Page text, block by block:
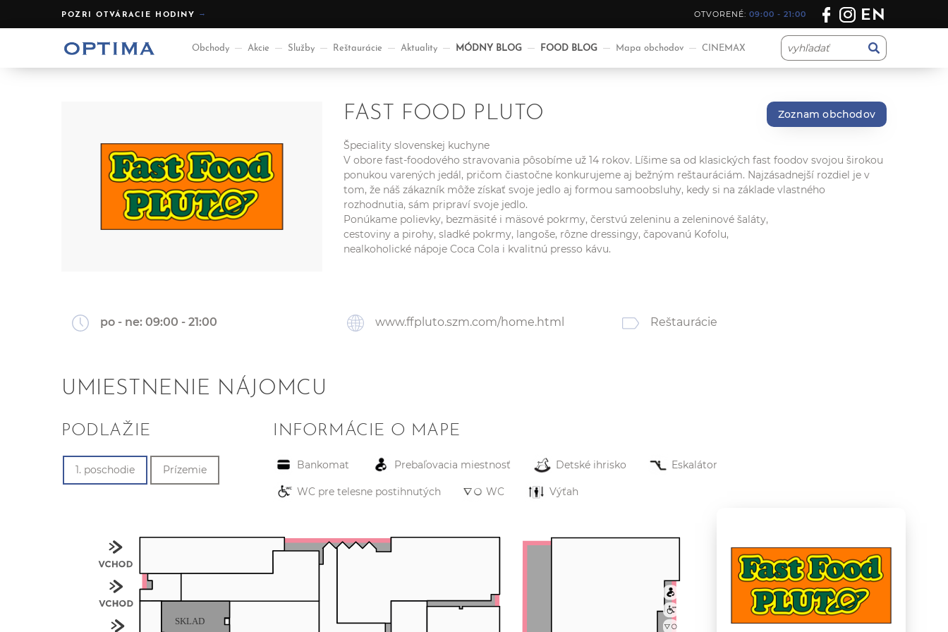
POZRI OTVÁRACIE HODINY OTVORENÉ: 09:00 - 21:00 EN
Obchody Akcie Služby Reštaurácie Aktuality MÓDNY BLOG FOOD BLOG Mapa obchodov CINEMAX
FAST FOOD PLUTO Zoznam obchodov
Špeciality slovenskej kuchyne
V obore fast-foodového stravovania pôsobíme už 14 rokov. Líšime sa od klasických fast foodov svojou širokou
ponukou varených jedál, pričom čiastočne konkurujeme aj bežným reštauráciám. Najzásadnejší rozdiel je v
tom, že náš zákazník môže získať svoje jedlo aj formou samoobsluhy, kedy si na základe vlastného
rozhodnutia, sám pripraví svoje jedlo.
Ponúkame polievky, bezmäsité i mäsové pokrmy, čerstvú zeleninu a zeleninové šaláty,
cestoviny a pirohy, sladké pokrmy, langoše, rôzne dressingy, čapovanú Kofolu,
nealkoholické nápoje Coca Cola i kvalitnú presso kávu.
po - ne: 09:00 - 21:00 www.ffpluto.szm.com/home.html Reštaurácie
UMIESTNENIE NÁJOMCU
PODLAŽIE
1. poschodie Prízemie
INFORMÁCIE O MAPE
Bankomat Prebaľovacia miestnosť Detské ihrisko Eskalátor
WC pre telesne postihnutých WC Výťah
SKLAD